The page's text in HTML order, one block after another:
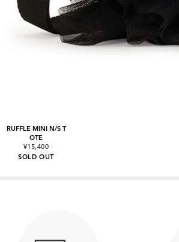
RUFFLE MINI N/S T
OTE
¥15,400
SOLD OUT